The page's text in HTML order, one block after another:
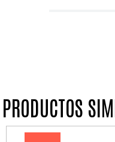
PRODUCTOS